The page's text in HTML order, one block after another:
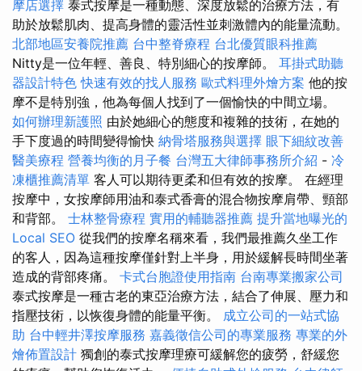
摩店選擇 泰式按摩是一種動態、深度放鬆的治療方法，有
助於放鬆肌肉、提高身體的靈活性並刺激體內的能量流動。
北部地區安養院推薦 台中整脊療程 台北優質眼科推薦
Nitty是一位年輕、善良、特別細心的按摩師。 耳掛式助聽
器設計特色 快速有效的找人服務 歐式料理外燴方案 他的按
摩不是特別強，他為每個人找到了一個愉快的中間立場。
如何辦理新護照 由於她細心的態度和複雜的技術，在她的
手下度過的時間變得愉快 納骨塔服務與選擇 眼下細紋改善
醫美療程 營養均衡的月子餐 台灣五大律師事務所介紹 - 冷
凍櫃推薦清單 客人可以期待更柔和但有效的按摩。 在經理
按摩中，女按摩師用油和泰式香膏的混合物按摩肩帶、頸部
和背部。 士林整骨療程 實用的輔聽器推薦 提升當地曝光的
Local SEO 從我們的按摩名稱來看，我們最推薦久坐工作
的客人，因為這種按摩僅針對上半身，用於緩解長時間坐著
造成的背部疼痛。 卡式台胞證使用指南 台南專業搬家公司
泰式按摩是一種古老的東亞治療方法，結合了伸展、壓力和
指壓技術，以恢復身體的能量平衡。 成立公司的一站式協
助 台中輕井澤按摩服務 嘉義徵信公司的專業服務 專業的外
燴佈置設計 獨創的泰式按摩理療可緩解您的疲勞，舒緩您